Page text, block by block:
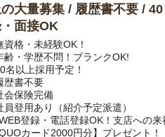
の大量募集 / 履歴書不要 /
面接OK
資格・未経験OK！
齢・学歴不問！ブランクOK!
名以上採用予定！
歴書不要
会保険完備
員登用あり（紹介予定派遣）
登録・電話登録OK！支店への
QUOカード2000円分】プレゼント！